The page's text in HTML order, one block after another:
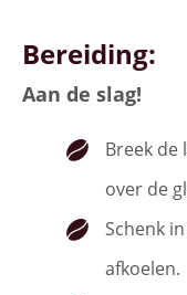
Bereiding:
Aan de slag!
Breek de
over de
Schenk
afkoelen.